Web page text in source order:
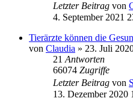
Letzter Beitrag von
4. September 2021
Tierärzte können die
von Claudia » 23. Juli
21 Antworten
66074 Zugriffe
Letzter Beitrag von
13. Dezember 2020